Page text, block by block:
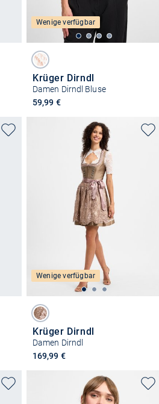
Wenige verfügbar
Krüger Dirndl
Damen Dirndl Bluse
59,99 €
Wenige verfügbar
Krüger Dirndl
Damen Dirndl
169,99 €